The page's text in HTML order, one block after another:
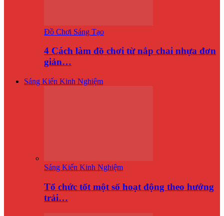
Đồ Chơi Sáng Tạo
4 Cách làm đồ chơi từ nắp chai nhựa đơn
giản…
Sáng Kiến Kinh Nghiệm
Sáng Kiến Kinh Nghiệm
Tổ chức tốt một số hoạt động theo hướng
trải…